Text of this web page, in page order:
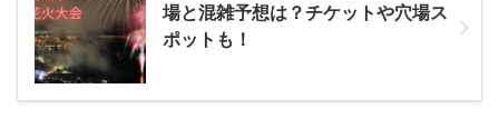
場と混雑予想は？チケットや穴場ス
ポットも！